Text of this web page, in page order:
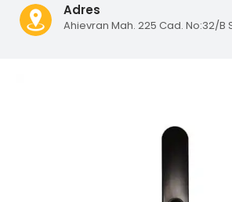
Adres
Ahievran Mah. 225 Cad. No:32/B